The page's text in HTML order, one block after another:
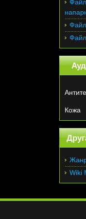
Файл
Wiki